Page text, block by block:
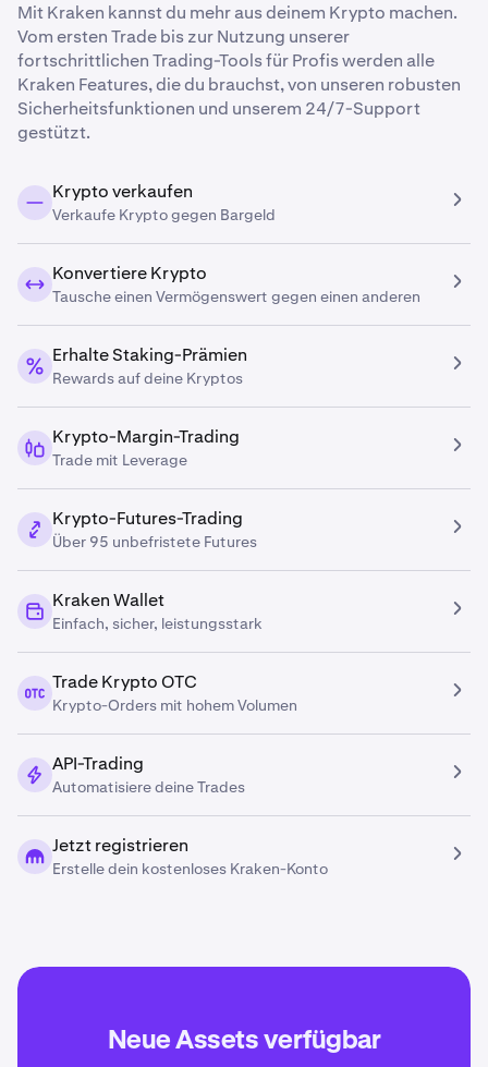
Mit Kraken kannst du mehr aus deinem Krypto machen.
Vom ersten Trade bis zur Nutzung unserer
fortschrittlichen Trading-Tools für Profis werden alle
Kraken Features, die du brauchst, von unseren robusten
Sicherheitsfunktionen und unserem 24/7-Support
gestützt.
Krypto verkaufen
Verkaufe Krypto gegen Bargeld
Konvertiere Krypto
Tausche einen Vermögenswert gegen einen anderen
Erhalte Staking-Prämien
Rewards auf deine Kryptos
Krypto-Margin-Trading
Trade mit Leverage
Krypto-Futures-Trading
Über 95 unbefristete Futures
Kraken Wallet
Einfach, sicher, leistungsstark
Trade Krypto OTC
Krypto-Orders mit hohem Volumen
API-Trading
Automatisiere deine Trades
Jetzt registrieren
Erstelle dein kostenloses Kraken-Konto
Neue Assets verfügbar